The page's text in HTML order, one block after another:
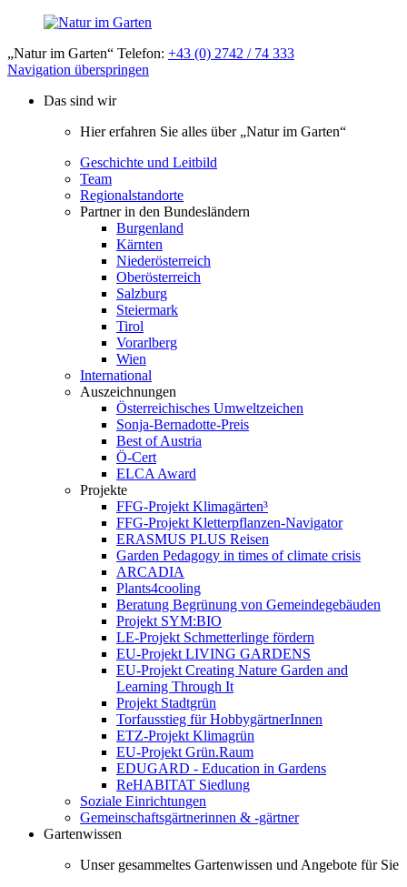
„Natur im Garten“ Telefon: +43 (0) 2742 / 74 333
Navigation überspringen
Das sind wir
Hier erfahren Sie alles über „Natur im Garten“
Geschichte und Leitbild
Team
Regionalstandorte
Partner in den Bundesländern
Burgenland
Kärnten
Niederösterreich
Oberösterreich
Salzburg
Steiermark
Tirol
Vorarlberg
Wien
International
Auszeichnungen
Österreichisches Umweltzeichen
Sonja-Bernadotte-Preis
Best of Austria
Ö-Cert
ELCA Award
Projekte
FFG-Projekt Klimagärten³
FFG-Projekt Kletterpflanzen-Navigator
ERASMUS PLUS Reisen
Garden Pedagogy in times of climate crisis
ARCADIA
Plants4cooling
Beratung Begrünung von Gemeindegebäuden
Projekt SYM:BIO
LE-Projekt Schmetterlinge fördern
EU-Projekt LIVING GARDENS
EU-Projekt Creating Nature Garden and
Learning Through It
Projekt Stadtgrün
Torfausstieg für HobbygärtnerInnen
ETZ-Projekt Klimagrün
EU-Projekt Grün.Raum
EDUGARD - Education in Gardens
ReHABITAT Siedlung
Soziale Einrichtungen
Gemeinschaftsgärtnerinnen & -gärtner
Gartenwissen
Unser gesammeltes Gartenwissen und Angebote für Sie